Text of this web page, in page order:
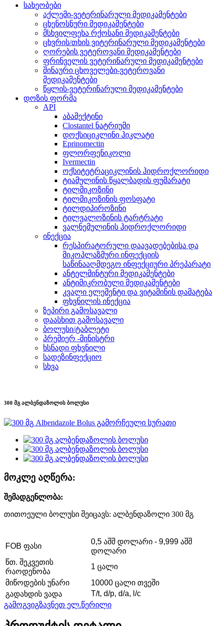
სახეობები
აქლემი-ვეტერინარული მედიკამენტები
ცხენოსნური მედიკამენტები
მსხვილფეხა რქოსანი მედიკამენტები
ცხვრის/თხის ვიტერინარული მედიკამენტები
ღორების ვეტეროვანი მედიკამენტები
ფრინველის ვეტერინარული მედიკამენტები
შინაური ცხოველები-ვეტეროვანი
მედიკამენტები
წყლის-ვეტერინარული მედიკამენტები
დოზის ფორმა
API
აბამექტინი
Clostantel ნატრიუმი
დოქსიციკლინი ჰიკლატი
Eprinomectin
ფლორფენიკოლი
Ivermectin
ოქსიტეტრაციკლინის ჰიდროქლორიდი
ტიამულინის წყალბადის ფუმარატი
ტილმიკოზინი
ტილმიკოზინის ფოსფატი
ტილდიპიროზინი
ტილვალოზინის ტარტრატი
ვალნემულინის ჰიდროქლორიდი
ინექცია
რესპირატორული დაავადებებისა და
მიკოპლაზმური ინფექციის
საწინააღმდეგო ინფექციური პრეპარატი
ანტელმინტური მედიკამენტები
ანტიმიკრობული მედიკამენტები
კვალი ელემენტი და ვიტამინის დამატება
ფხვნილის ინექცია
ზეპირი გამოსავალი
დაასხით გამოსავალი
ბოლუსი/ტაბლეტი
პრემიერ -მინისტრი
ხსნადი ფხვნილი
სადეზინფექციო
სხვა
300 მგ ალბენდაზოლის ბოლუსი
მოკლე აღწერა:
შემადგენლობა:
თითოეული ბოლუსი შეიცავს: ალბენდაზოლი 300 მგ
FOB ფასი
0,5 აშშ დოლარი - 9,999 აშშ
დოლარი
წთ. შეკვეთის
რაოდენობა
1 ცალი
მიწოდების უნარი
10000 ცალი თვეში
გადახდის ვადა
T/t, d/p, d/a, l/c
გამოგვიგზავნეთ ელ.წერილი